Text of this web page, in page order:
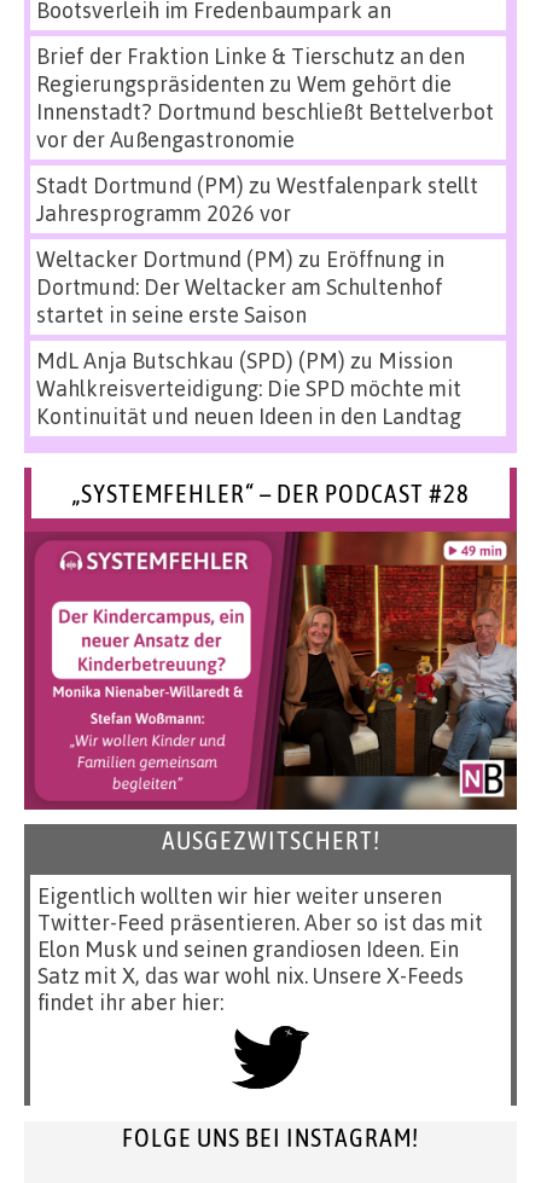
Bootsverleih im Fredenbaumpark an
Brief der Fraktion Linke & Tierschutz an den
Regierungspräsidenten zu Wem gehört die
Innenstadt? Dortmund beschließt Bettelverbot
vor der Außengastronomie
Stadt Dortmund (PM) zu Westfalenpark stellt
Jahresprogramm 2026 vor
Weltacker Dortmund (PM) zu Eröffnung in
Dortmund: Der Weltacker am Schultenhof
startet in seine erste Saison
MdL Anja Butschkau (SPD) (PM) zu Mission
Wahlkreisverteidigung: Die SPD möchte mit
Kontinuität und neuen Ideen in den Landtag
„SYSTEMFEHLER“ – DER PODCAST #28
AUSGEZWITSCHERT!
Eigentlich wollten wir hier weiter unseren
Twitter-Feed präsentieren. Aber so ist das mit
Elon Musk und seinen grandiosen Ideen. Ein
Satz mit X, das war wohl nix. Unsere X-Feeds
findet ihr aber hier:
FOLGE UNS BEI INSTAGRAM!